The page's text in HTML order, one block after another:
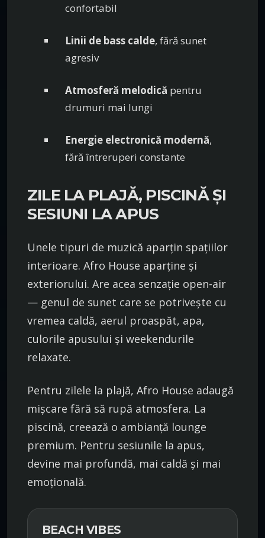
confortabil
Linii de bass calde, fără sunet
agresiv
Atmosferă melodică pentru
drumuri mai lungi
Energie electronică modernă,
fără întreruperi constante
ZILE LA PLAJĂ, PISCINĂ ȘI
SESIUNI LA APUS
Unele tipuri de muzică aparțin spațiilor
interioare. Afro House aparține și
exteriorului. Are acea senzație open-air
— genul de sunet care se potrivește cu
vremea caldă, aerul proaspăt, apa,
culorile apusului și weekendurile
relaxate.
Pentru zilele la plajă, Afro House adaugă
mișcare fără să rupă atmosfera. La
piscină, creează o ambianță lounge
premium. Pentru sesiunile la apus,
devine mai profundă, mai caldă și mai
emoțională.
BEACH VIBES